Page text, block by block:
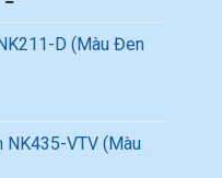
D (Màu Đen
NK435-VTV (Màu